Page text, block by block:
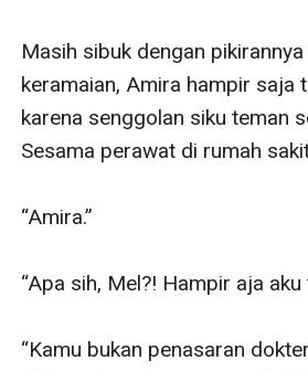
banyak wanita-wanita cantik dan
seseorang yang terlihat serasi
Bunga.
Ami cukup tahu diri, berusaha
hanya mundur teratur, mungkin
Apakah cintanya berakhir begitu
lainnya. Tapi, bagaimana jika